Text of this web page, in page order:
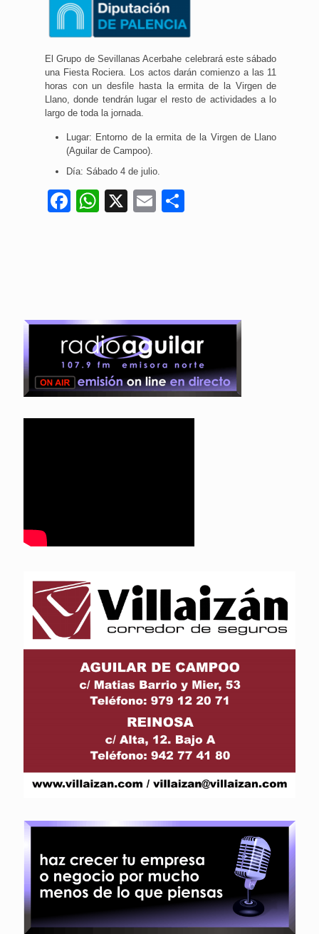
El Grupo de Sevillanas Acerbahe celebrará este sábado
una Fiesta Rociera. Los actos darán comienzo a las 11
horas con un desfile hasta la ermita de la Virgen de
Llano, donde tendrán lugar el resto de actividades a lo
largo de toda la jornada.
Lugar: Entorno de la ermita de la Virgen de Llano
(Aguilar de Campoo).
Día: Sábado 4 de julio.
Facebook
WhatsApp
X Email